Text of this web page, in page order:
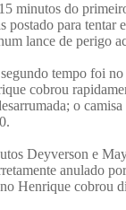
minutos do
postado para tentar
lance de perigo
tempo foi
cobrou
o
Deyverson e
anulado
Henrique cobrou